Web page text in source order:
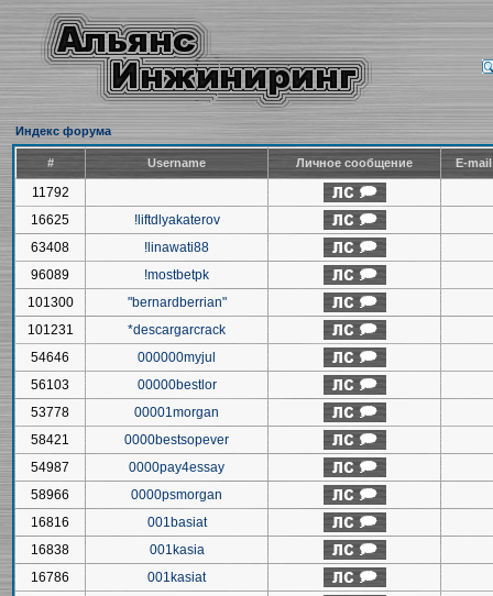
Индекс форума
# Username Личное сообщение E-
11792
16625
!liftdlyakaterov
63408
!linawati88
96089
!mostbetpk
101300
"bernardberrian"
101231
*descargarcrack
54646
000000myjul
56103
00000bestlor
53778
00001morgan
58421
0000bestsopever
54987
0000pay4essay
58966
0000psmorgan
16816
001basiat
16838
001kasia
16786
001kasiat